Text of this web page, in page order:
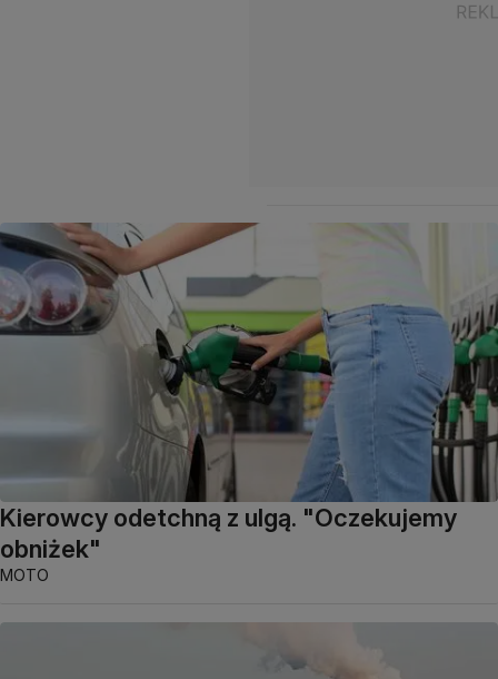
Kierowcy odetchną z ulgą. "Oczekujemy
obniżek"
MOTO